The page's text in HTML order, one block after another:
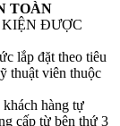
TOÀN
KIỆN ĐƯỢC
lắp đặt theo tiêu
thuật viên thuộc
hàng tự
cấp từ bên thứ 3